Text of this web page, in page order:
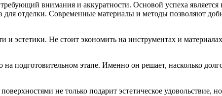
внимания и аккуратности. Основой успеха является
отделки. Современные материалы и методы позволяют
эстетики. Не стоит экономить на инструментах и
подготовительном этапе. Именно он решает, насколько долго
не только подарит эстетическое удовольствие,